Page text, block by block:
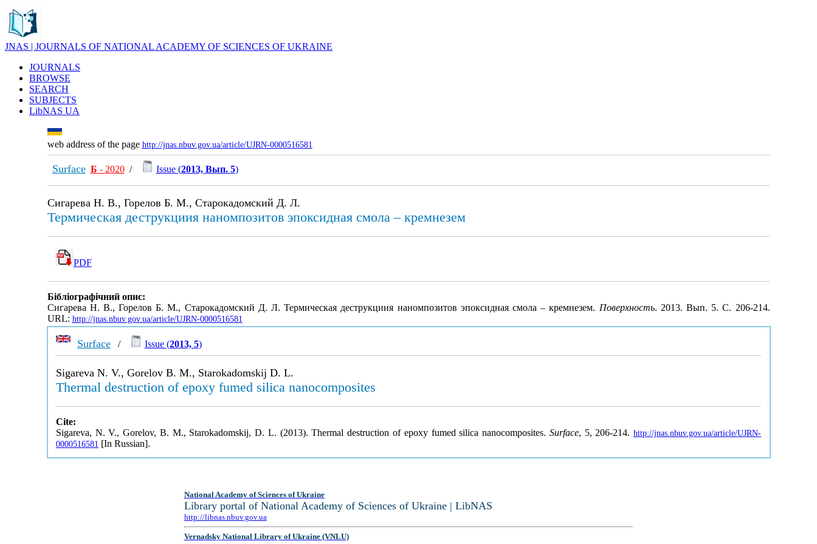
JNAS | JOURNALS OF NATIONAL ACADEMY OF SCIENCES OF UKRAINE
JOURNALS
BROWSE
SEARCH
SUBJECTS
LibNAS UA
web address of the page http://jnas.nbuv.gov.ua/article/UJRN-0000516581
Surface Б - 2020/ Issue (2013, Вып. 5)
Сигарева Н. В., Горелов Б. М., Старокадомский Д. Л.
Термическая деструкциия наномпозитов эпоксидная смола – кремнезем
PDF
Бібліографічний опис:
Сигарева Н. В., Горелов Б. М., Старокадомский Д. Л. Термическая деструкциия наномпозитов эпоксидная смола – кремнезем. Поверхность. 2013. Вып. 5. С. 206-214.
URL: http://jnas.nbuv.gov.ua/article/UJRN-0000516581
Surface/ Issue (2013, 5)
Sigareva N. V., Gorelov B. M., Starokadomskij D. L.
Thermal destruction of epoxy fumed silica nanocomposites
Cite:
Sigareva, N. V., Gorelov, B. M., Starokadomskij, D. L. (2013). Thermal destruction of epoxy fumed silica nanocomposites. Surface, 5, 206-214.http://jnas.nbuv.gov.ua/article/UJRN-
0000516581 [In Russian].
National Academy of Sciences of Ukraine
Library portal of National Academy of Sciences of Ukraine | LibNAS
http://libnas.nbuv.gov.ua
Vernadsky National Library of Ukraine (VNLU)